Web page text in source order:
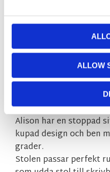
ALLOW
Populära Alison stol
snurrfunktion.
Här syns den i ett
och med ben i lackad ek.
Alison har en stoppad
kupad design och ben
grader.
Stolen passar perfekt